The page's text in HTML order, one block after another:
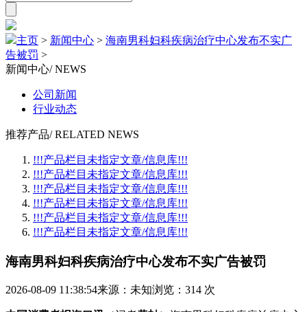
主页 > 新闻中心 > 海南男科妇科疾病治疗中心发布不实广
告被罚 >
新闻中心/ NEWS
公司新闻
行业动态
推荐产品/ RELATED NEWS
!!!产品栏目未指定文章/信息库!!!
!!!产品栏目未指定文章/信息库!!!
!!!产品栏目未指定文章/信息库!!!
!!!产品栏目未指定文章/信息库!!!
!!!产品栏目未指定文章/信息库!!!
!!!产品栏目未指定文章/信息库!!!
海南男科妇科疾病治疗中心发布不实广告被罚
2026-08-09 11:38:54来源：未知浏览：314 次